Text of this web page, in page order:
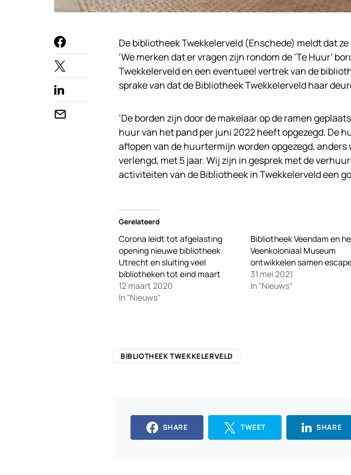
De bibliotheek Twekkelerveld (Enschede) meldt dat
‘We merken dat er vragen zijn rondom de ‘Te Huur’
Twekkelerveld en een eventueel vertrek van de
sprake van dat de Bibliotheek Twekkelerveld haar
‘De borden zijn door de makelaar op de ramen
huur van het pand per juni 2022 heeft opgezegd. De
aflopen van de huurtermijn worden opgezegd,
verlengd, met 5 jaar. Wij zijn in gesprek met de
activiteiten van de Bibliotheek in Twekkelerveld een
Gerelateerd
Corona leidt tot afgelasting
opening nieuwe bibliotheek
Utrecht en sluiting veel
bibliotheken tot eind maart
12 maart 2020
In "Nieuws"
Bibliotheek Veendam en
Veenkoloniaal Museum
ontwikkelen samen
31 mei 2021
In "Nieuws"
BIBLIOTHEEK TWEKKELERVELD
SHARE TWEET SHARE